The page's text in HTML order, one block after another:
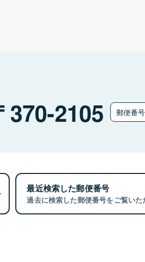
370-2105 郵便番
最近検索した郵便番号
過去に検索した郵便番号をご覧いた